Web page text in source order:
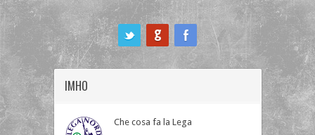
IMHO
Che cosa fa la Lega